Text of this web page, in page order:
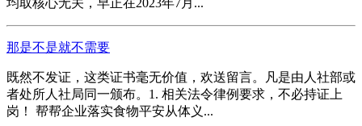
均取核心无关，早正在2023年7月...
那是不是就不需要
既然不发证，这类证书毫无价值，欢送留言。凡是由人社部或
者处所人社局同一颁布。1. 相关法令律例要求，不必持证上
岗！ 帮帮企业落实食物平安从体义...